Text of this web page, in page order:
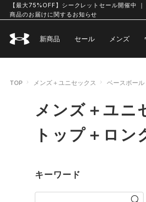
【最大75%OFF】シークレットセール開催中
商品のお届けに関するお知らせ
新商品 セール メンズ
TOP メンズ＋ユニセックス ベースボー
メンズ＋ユニ
トップ＋ロン
キーワード